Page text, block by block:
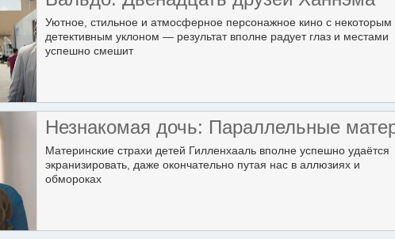
Уютное, стильное и атмосферное персонажное кино с некоторым
детективным уклоном — результат вполне радует глаз и местами
успешно смешит
Незнакомая дочь: Параллельные
Материнские страхи детей Гилленхааль вполне успешно удаётся
экранизировать, даже окончательно путая нас в аллюзиях и
обмороках